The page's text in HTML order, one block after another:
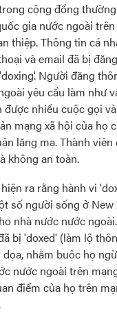
cộng đồng
gia nước ngoài
thiệp. Thông tin cá
và email đã bị
Người đăng
yêu cầu làm như
được nhiều cuộc gọi
mạng xã hội của họ
lăng mạ. Thành
không an toàn.
ra rằng hành vi
số người sống ở New
nhà nước nước
bị 'doxed' (làm lộ
nhằm buộc họ
nước ngoài trên
điểm của họ trên